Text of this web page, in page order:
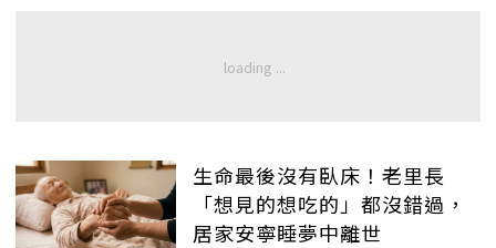
生命最後沒有臥床！老里長
「想見的想吃的」都沒錯過，
居家安寧睡夢中離世